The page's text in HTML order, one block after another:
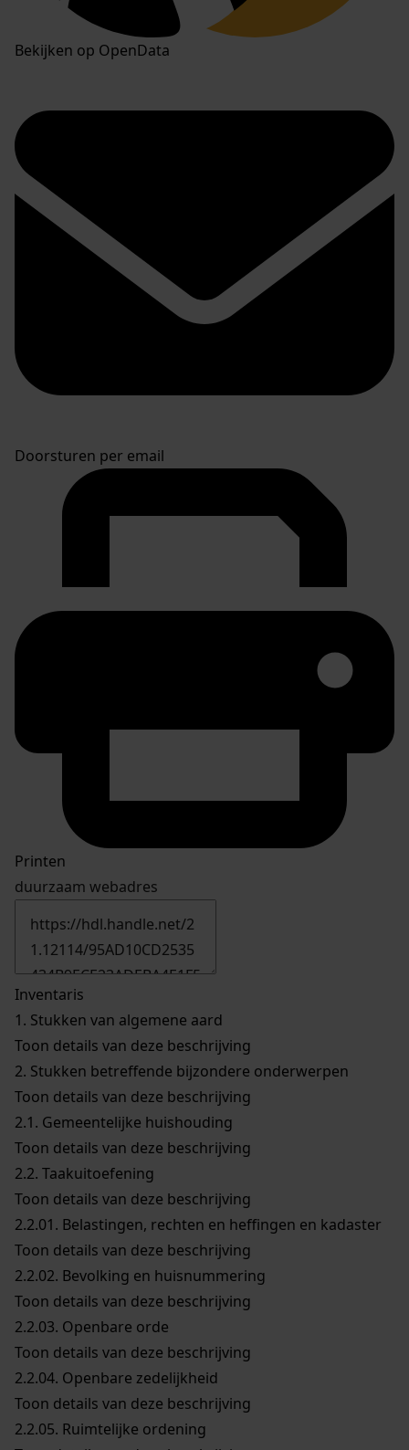
Bekijken op OpenData
Doorsturen per email
Printen
duurzaam webadres
Inventaris
1. Stukken van algemene aard
Toon details van deze beschrijving
2. Stukken betreffende bijzondere onderwerpen
Toon details van deze beschrijving
2.1. Gemeentelijke huishouding
Toon details van deze beschrijving
2.2. Taakuitoefening
Toon details van deze beschrijving
2.2.01. Belastingen, rechten en heffingen en kadaster
Toon details van deze beschrijving
2.2.02. Bevolking en huisnummering
Toon details van deze beschrijving
2.2.03. Openbare orde
Toon details van deze beschrijving
2.2.04. Openbare zedelijkheid
Toon details van deze beschrijving
2.2.05. Ruimtelijke ordening